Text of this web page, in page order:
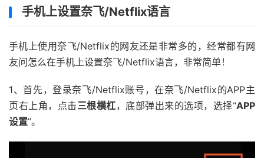
手机上设置奈飞/Netflix语言
手机上使用奈飞/Netflix的网友还是非常多的，经常都有网
友问怎么在手机上设置奈飞/Netflix语言，非常简单！
1、首先，登录奈飞/Netflix账号，在奈飞/Netflix的APP主
页右上角，点击三根横杠，底部弹出来的选项，选择“APP
设置”。